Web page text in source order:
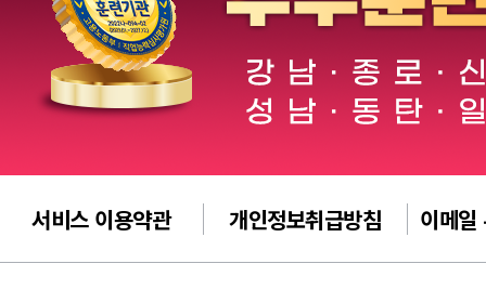
서비스 이용약관 개인정보취급방침 이메일